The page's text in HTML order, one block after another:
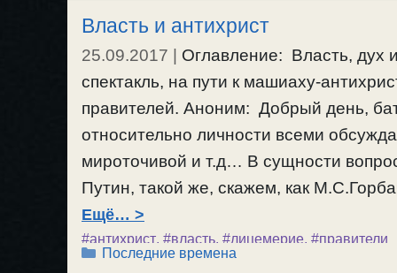
Власть и антихрист
25.09.2017
Оглавление: Власть, дух
спектакль, на пути к машиаху-
правителей. Аноним: Добрый день,
относительно личности всеми
мироточивой и т.д… В сущности
Путин, такой же, скажем, как
Ещё…
#антихрист, #власть, #лицемерие, #правители
Рубрики
Последние времена